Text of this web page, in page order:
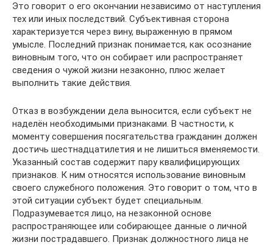
Это говорит о его окончании независимо от наступления
тех или иных последствий. Субъективная сторона
характеризуется через вину, выраженную в прямом
умысле. Последний признак понимается, как осознание
виновным того, что он собирает или распространяет
сведения о чужой жизни незаконно, плюс желает
выполнить такие действия.
Отказ в возбуждении дела выносится, если субъект не
наделён необходимыми признаками. В частности, к
моменту совершения посягательства гражданин должен
достичь шестнадцатилетия и не лишиться вменяемости.
Указанный состав содержит пару квалифицирующих
признаков. К ним относятся использование виновным
своего служебного положения. Это говорит о том, что в
этой ситуации субъект будет специальным.
Подразумевается лицо, на незаконной основе
распространяющее или собирающее данные о личной
жизни пострадавшего. Признак должностного лица не